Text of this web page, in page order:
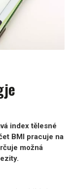
index tělesné
BMI pracuje na
možná